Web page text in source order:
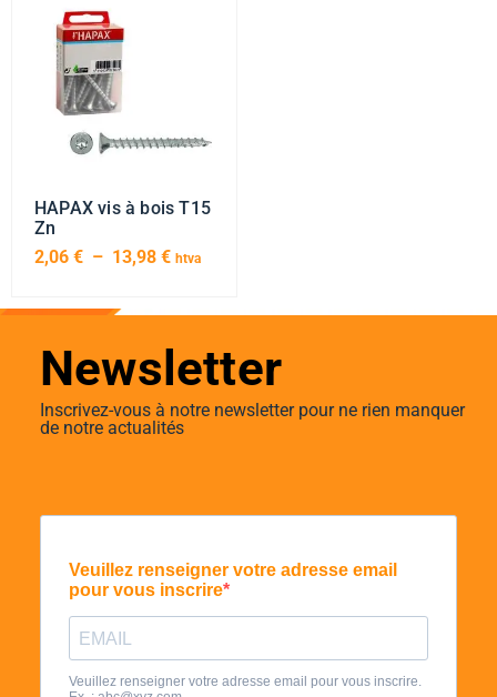
HAPAX vis à bois T15
Zn
2,06 € – 13,98 € htva
Newsletter
Inscrivez-vous à notre newsletter pour ne rien manquer
de notre actualités